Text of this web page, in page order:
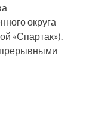
округа
«Спартак»).